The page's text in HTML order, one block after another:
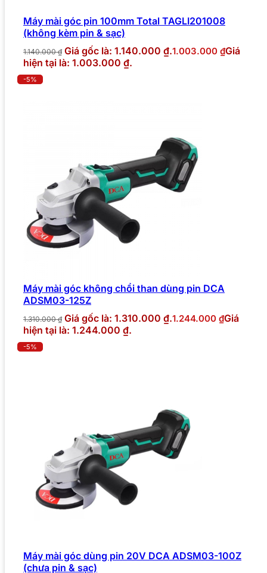
Máy mài góc pin 100mm Total TAGLI201008
(không kèm pin & sạc)
1.140.000₫ Giá gốc là: 1.140.000 ₫.1.003.000 ₫Giá
hiện tại là: 1.003.000 ₫.
-5%
Máy mài góc không chổi than dùng pin DCA
ADSM03-125Z
1.310.000₫ Giá gốc là: 1.310.000 ₫.1.244.000 ₫Giá
hiện tại là: 1.244.000 ₫.
-5%
Máy mài góc dùng pin 20V DCA ADSM03-100Z
(chưa pin & sạc)